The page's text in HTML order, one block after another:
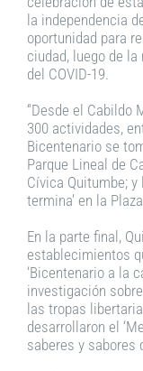
la independencia
oportunidad para
ciudad, luego de
del COVID-19.
“Desde el Cabildo
300 actividades,
Bicentenario se
Parque Lineal de
Cívica Quitumbe;
termina’ en la
En la parte final,
establecimientos
‘Bicentenario a la
investigación
las tropas
desarrollaron el
saberes y sabores